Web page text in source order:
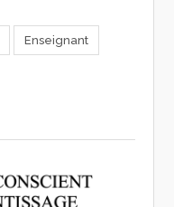
Enseignant